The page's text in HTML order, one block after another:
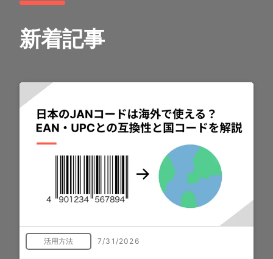
新着記事
活用方法 7/31/2026